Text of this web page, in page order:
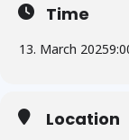
Time
13. March 2025
Location